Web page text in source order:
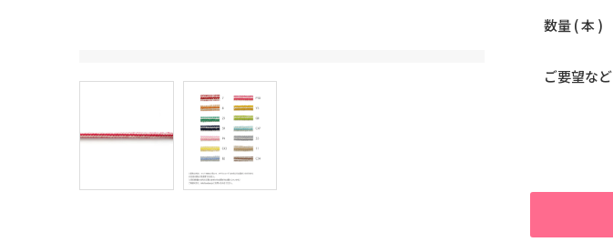
数量 ( 本 )
ご要望など